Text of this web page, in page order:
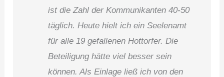
ist die Zahl der Kommunikanten 40-50
täglich. Heute hielt ich ein Seelenamt
für alle 19 gefallenen Hottorfer. Die
Beteiligung hätte viel besser sein
können. Als Einlage ließ ich von den